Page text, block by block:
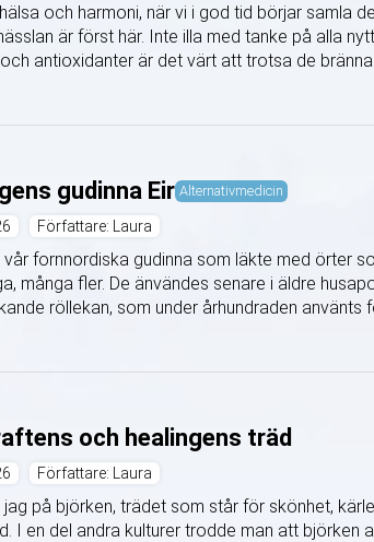
och harmoni, när vi i god tid börjar samla
är först här. Inte illa med tanke på alla
antioxidanter är det värt att trotsa de
gudinna Eir Alternativmedicin
Författare: Laura
vår fornnordiska gudinna som läkte med örter
många fler. De änvändes senare i äldre
röllekan, som under århundraden använts
och healingens träd
Författare: Laura
jag på björken, trädet som står för skönhet,
I en del andra kulturer trodde man att